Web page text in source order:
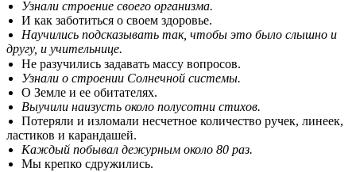
Узнали строение своего организма.
И как заботиться о своем здоровье.
Научились подсказывать так, чтобы это было слышно и
другу, и учительнице.
Не разучились задавать массу вопросов.
Узнали о строении Солнечной системы.
О Земле и ее обитателях.
Выучили наизусть около полусотни стихов.
Потеряли и изломали несчетное количество ручек, линеек,
ластиков и карандашей.
Каждый побывал дежурным около 80 раз.
Мы крепко сдружились.